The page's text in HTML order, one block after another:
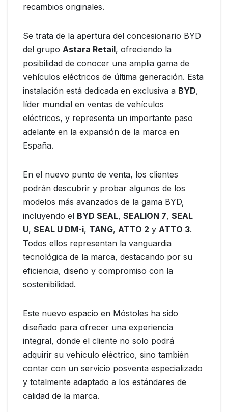
recambios originales.
Se trata de la apertura del concesionario BYD
del grupo Astara Retail, ofreciendo la
posibilidad de conocer una amplia gama de
vehículos eléctricos de última generación. Esta
instalación está dedicada en exclusiva a BYD,
líder mundial en ventas de vehículos
eléctricos, y representa un importante paso
adelante en la expansión de la marca en
España.
En el nuevo punto de venta, los clientes
podrán descubrir y probar algunos de los
modelos más avanzados de la gama BYD,
incluyendo el BYD SEAL, SEALION 7, SEAL
U, SEAL U DM-i, TANG, ATTO 2 y ATTO 3.
Todos ellos representan la vanguardia
tecnológica de la marca, destacando por su
eficiencia, diseño y compromiso con la
sostenibilidad.
Este nuevo espacio en Móstoles ha sido
diseñado para ofrecer una experiencia
integral, donde el cliente no solo podrá
adquirir su vehículo eléctrico, sino también
contar con un servicio posventa especializado
y totalmente adaptado a los estándares de
calidad de la marca.